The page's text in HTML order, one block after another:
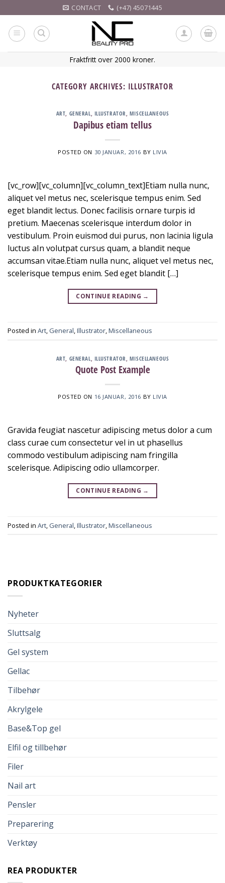
to
content
CONTACT (+47) 45071445
Fraktfritt over 2000 kroner.
CATEGORY ARCHIVES: ILLUSTRATOR
ART, GENERAL, ILLUSTRATOR, MISCELLANEOUS
Dapibus etiam tellus
POSTED ON 30 JANUAR, 2016 BY LIVIA
[vc_row][vc_column][vc_column_text]Etiam nulla nunc,
aliquet vel metus nec, scelerisque tempus enim. Sed
eget blandit lectus. Donec facilisis ornare turpis id
pretium. Maecenas scelerisque interdum dolor in
vestibulum. Proin euismod dui purus, non lacinia ligula
luctus aIn volutpat cursus quam, a blandit neque
accumsan vitae.Etiam nulla nunc, aliquet vel metus nec,
scelerisque tempus enim. Sed eget blandit […]
CONTINUE READING →
Posted in Art, General,Illustrator,Miscellaneous
ART GENERAL ILLUSTRATOR MISCELLANEOUS
Quote Post Example
POSTED ON 16 JANUAR, 2016 BY LIVIA
Gravida feugiat nascetur adipiscing metus dolor a cum
class curae cum consectetur vel in ut phasellus
commodo vestibulum adipiscing nam fringilla
scelerisque. Adipiscing odio ullamcorper.
CONTINUE READING →
Posted in Art, General,Illustrator,Miscellaneous
PRODUKTKATEGORIER
Nyheter
Sluttsalg
Gel system
Gellac
Tilbehør
Akrylgele
Base&Top gel
Elfil og tillbehør
Filer
Nail art
Pensler
Preparering
Verktøy
REA PRODUKTER